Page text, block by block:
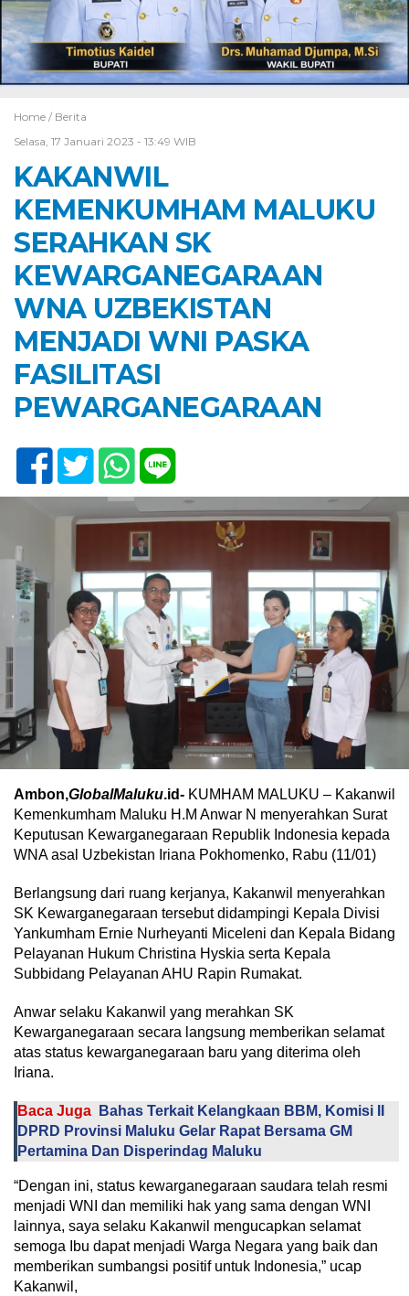
Home / Berita
Selasa, 17 Januari 2023 - 13:49 WIB
KAKANWIL
KEMENKUMHAM MALUKU
SERAHKAN SK
KEWARGANEGARAAN
WNA UZBEKISTAN
MENJADI WNI PASKA
FASILITASI
PEWARGANEGARAAN
Ambon,GlobalMaluku.id- KUMHAM MALUKU – Kakanwil
Kemenkumham Maluku H.M Anwar N menyerahkan Surat
Keputusan Kewarganegaraan Republik Indonesia kepada
WNA asal Uzbekistan Iriana Pokhomenko, Rabu (11/01)
Berlangsung dari ruang kerjanya, Kakanwil menyerahkan
SK Kewarganegaraan tersebut didampingi Kepala Divisi
Yankumham Ernie Nurheyanti Miceleni dan Kepala Bidang
Pelayanan Hukum Christina Hyskia serta Kepala
Subbidang Pelayanan AHU Rapin Rumakat.
Anwar selaku Kakanwil yang merahkan SK
Kewarganegaraan secara langsung memberikan selamat
atas status kewarganegaraan baru yang diterima oleh
Iriana.
Baca Juga
Bahas Terkait Kelangkaan BBM, Komisi II
DPRD Provinsi Maluku Gelar Rapat Bersama GM
Pertamina Dan Disperindag Maluku
“Dengan ini, status kewarganegaraan saudara telah resmi
menjadi WNI dan memiliki hak yang sama dengan WNI
lainnya, saya selaku Kakanwil mengucapkan selamat
semoga Ibu dapat menjadi Warga Negara yang baik dan
memberikan sumbangsi positif untuk Indonesia,” ucap
Kakanwil,